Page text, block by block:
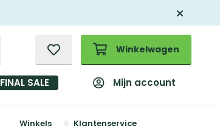
Winkelwagen
FINAL SALE Mijn account
Winkels Klantenservice